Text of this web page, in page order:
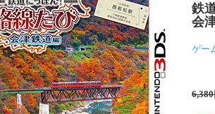
鉄
会
ゲ